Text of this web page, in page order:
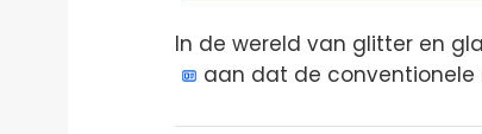
In de wereld van glitter en
aan dat de